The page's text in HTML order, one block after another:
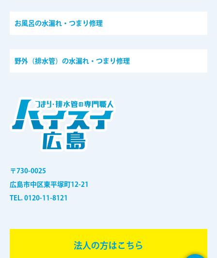
お風呂の水漏れ・つまり修理
野外（排水管）の水漏れ・つまり修理
〒730-0025
広島市中区東平塚町12-21
TEL. 0120-11-8121
法⼈の⽅はこちら